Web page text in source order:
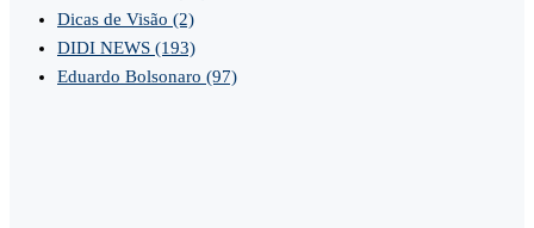
Dicas de Visão (2)
DIDI NEWS (193)
Eduardo Bolsonaro (97)